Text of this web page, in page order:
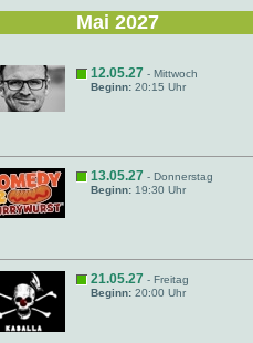
Mai 2027
12.05.27 - Mittwoch
Beginn: 20:15 Uhr
13.05.27 - Donnerstag
Beginn: 19:30 Uhr
21.05.27 - Freitag
Beginn: 20:00 Uhr